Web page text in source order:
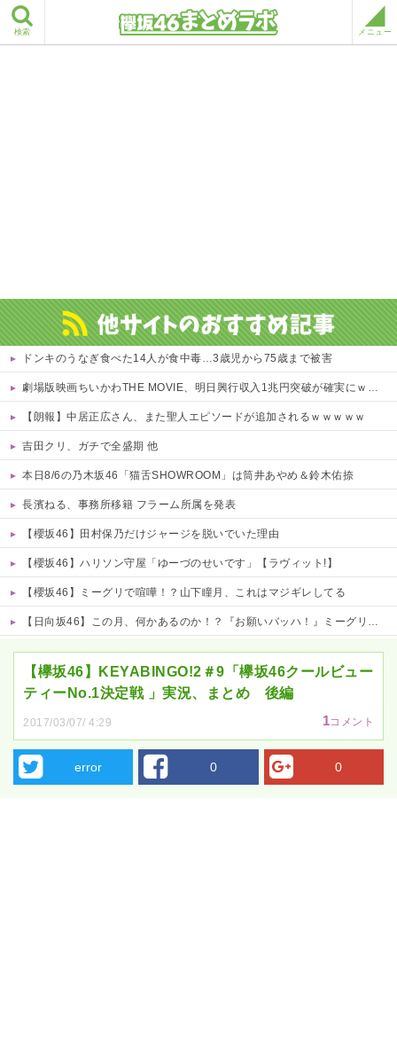
検索 メニュー
ドンキのうなぎ食べた14人が食中毒…3歳児から75歳まで被害
劇場版映画ちいかわTHE MOVIE、明日興行収入1兆円突破が確実にｗｗｗｗｗｗｗｗｗｗｗｗｗ
【朗報】中居正広さん、また聖人エピソードが追加されるｗｗｗｗｗ
吉田クリ、ガチで全盛期 他
本日8/6の乃木坂46「猫舌SHOWROOM」は筒井あやめ＆鈴木佑捺
長濱ねる、事務所移籍 フラーム所属を発表
【櫻坂46】田村保乃だけジャージを脱いでいた理由
【櫻坂46】ハリソン守屋「ゆーづのせいです」【ラヴィット!】
【櫻坂46】ミーグリで喧嘩！？山下瞳月、これはマジギレしてる
【日向坂46】この月、何かあるのか！？『お願いバッハ！』ミーグリ日程がこちら
【欅坂46】KEYABINGO!2＃9「欅坂46クールビュー
ティーNo.1決定戦 」実況、まとめ 後編
2017/03/07/ 4:29 1コメント
error 0 0